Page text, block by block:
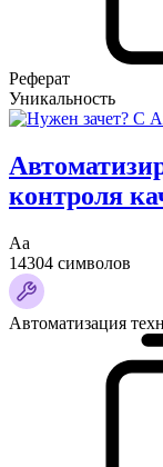
Реферат
Уникальность
контроля
Аа
14304 символов
Автоматизация